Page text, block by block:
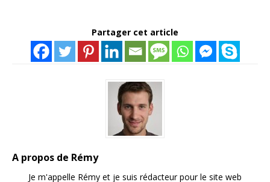
Partager cet article
A propos de Rémy
Je m'appelle Rémy et je suis rédacteur pour le site web